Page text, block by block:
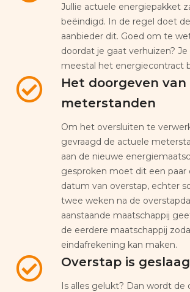
Jullie actuele energiepakket
beëindigd. In de regel doet
aanbieder dit. Goed om te
doordat je gaat verhuizen?
meestal het energiecontract
Het doorgeven van
meterstanden
Om het oversluiten te
gevraagd de actuele
aan de nieuwe
gesproken moet dit een paar
datum van overstap, echter
twee weken na de
aanstaande maatschappij
de eerdere maatschappij
eindafrekening kan maken.
Overstap is
Is alles gelukt? Dan wordt de